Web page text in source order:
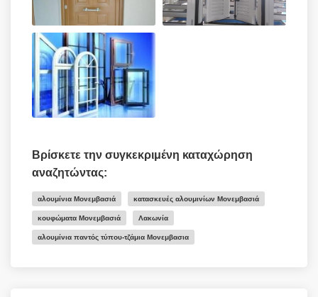
Βρίσκετε την συγκεκριμένη καταχώρηση
αναζητώντας:
αλουμίνια Μονεμβασιά κατασκευές αλουμινίων Μονεμβασιά
κουφώματα Μονεμβασιά Λακωνία
αλουμίνια παντός τύπου-τζάμια Μονεμβασια